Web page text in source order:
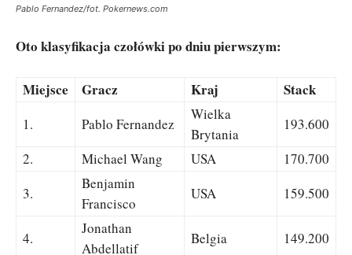
Pablo Fernandez/fot. Pokernews.com
Oto klasyfikacja czołówki po dniu pierwszym:
Miejsce Gracz Kraj Stack
1. Pablo Fernandez
Wielka
Brytania
193.600
2.
Michael Wang USA
170.700
3.
Benjamin
Francisco
USA 159.500
4.
Jonathan
Abdellatif
Belgia
149.200